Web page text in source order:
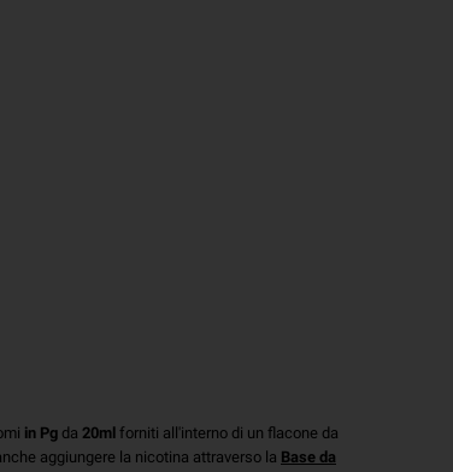
in Pg da 20ml forniti all'interno di un flacone da
aggiungere la nicotina attraverso la Base da